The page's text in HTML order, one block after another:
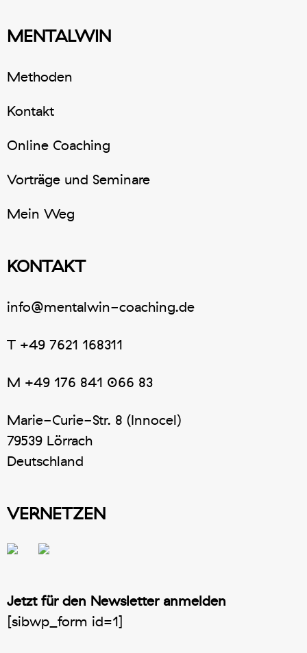
MENTALWIN
Methoden
Kontakt
Online Coaching
Vorträge und Seminare
Mein Weg
KONTAKT
info@mentalwin-coaching.de
T +49 7621 168311
M +49 176 841 066 83
Marie-Curie-Str. 8 (Innocel)
79539 Lörrach
Deutschland
VERNETZEN
Jetzt für den Newsletter anmelden
[sibwp_form id=1]